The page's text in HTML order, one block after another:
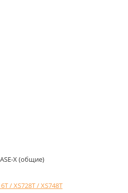
X (общие)
/ XS728T / XS748T